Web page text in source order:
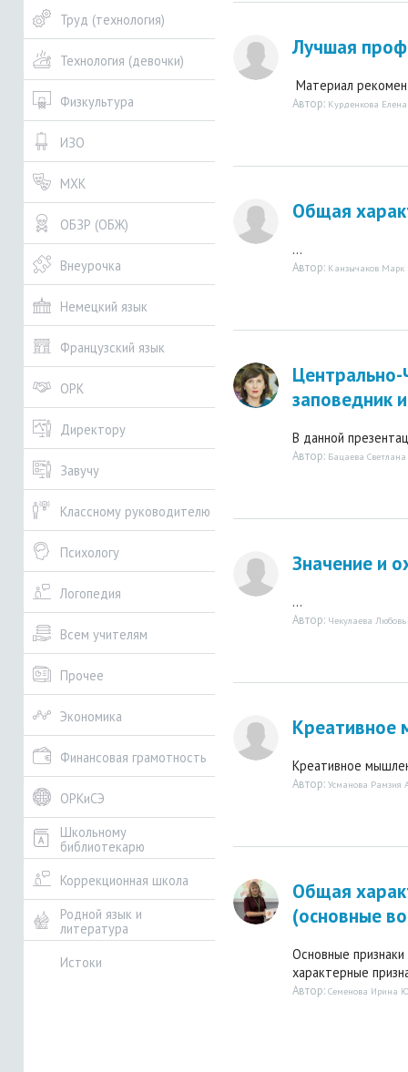
Труд (технология)
Технология (девочки)
Физкультура
ИЗО
МХК
ОБЗР (ОБЖ)
Внеурочка
Немецкий язык
Французский язык
ОРК
Директору
Завучу
Классному руководителю
Психологу
Логопедия
Всем учителям
Прочее
Экономика
Финансовая грамотность
ОРКиСЭ
Школьному
библиотекарю
Коррекционная школа
Родной язык и
литература
Истоки
Лучшая
Материал
Автор: Курденкова
Общая
...
Автор: Канзычаков Марк
заповедник
В данной
Автор: Бацаева
Значение и
...
Автор: Чекулаева Любовь
Креативное
Креативное
Автор: Усманова Рамзия
Общая
(основные
Основные
характерные
Автор: Семенова Ирина